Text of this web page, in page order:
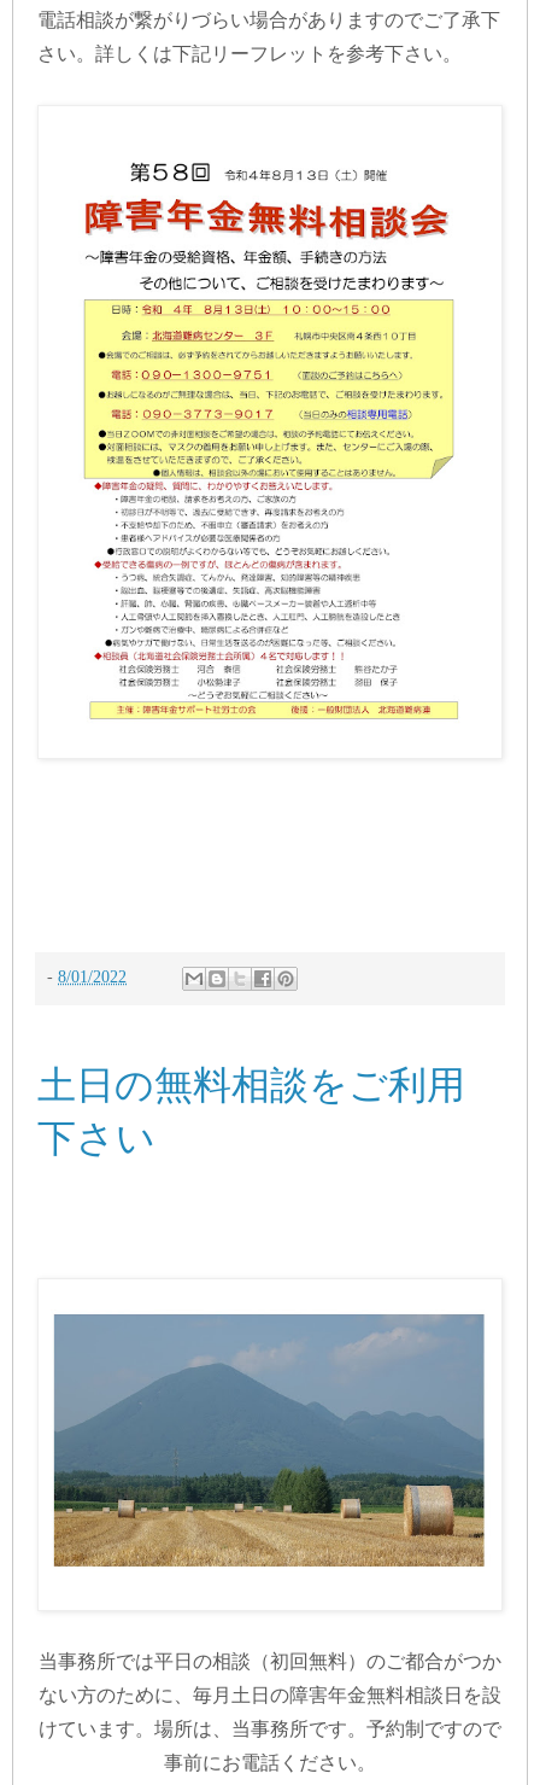
電話相談が繋がりづらい場合がありますのでご了承下
さい。詳しくは下記リーフレットを参考下さい。
- 8/01/2022
土日の無料相談をご利用
下さい
当事務所では平日の相談（初回無料）のご都合がつか
ない方のために、毎月土日の障害年金無料相談日を設
けています。場所は、当事務所です。予約制ですので
事前にお電話ください。